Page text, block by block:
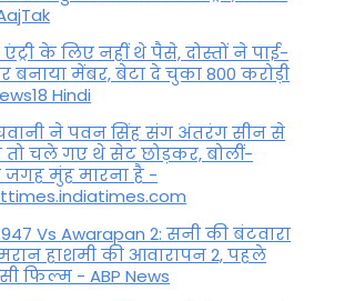
के लिए नहीं थे पैसे, दोस्तों ने पाई-
बनाया मेंबर, बेटा दे चुका 800 करोड़ी
Hindi
ने पवन सिंह संग अंतरंग सीन से
तो चले गए थे सेट छोड़कर, बोलीं-
मुंह मारना है -
Vs Awarapan 2: सनी की बंटवारा
हाशमी की आवारापन 2, पहले
फिल्म - ABP News